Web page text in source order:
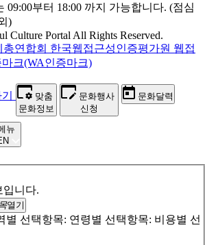
09:00부터 18:00 까지 가능합니다. (점심
)
Culture Portal All Rights Reserved.
맞춤
문화정보
문화행사
신청
문화달력
뉴
입니다.
열기
별 선택항목: 연령별 선택항목: 비용별 선